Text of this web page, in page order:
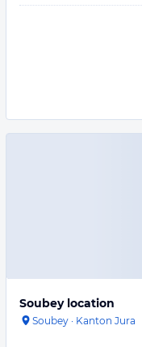
Soubey location
Soubey · Kanton Jura